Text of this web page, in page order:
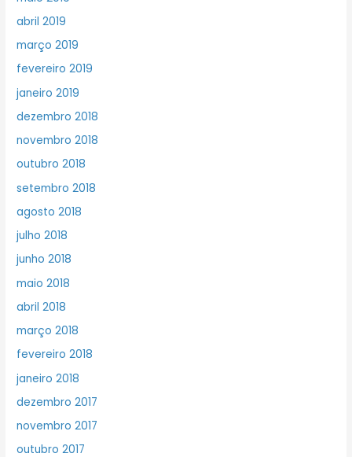
abril 2019
março 2019
fevereiro 2019
janeiro 2019
dezembro 2018
novembro 2018
outubro 2018
setembro 2018
agosto 2018
julho 2018
junho 2018
maio 2018
abril 2018
março 2018
fevereiro 2018
janeiro 2018
dezembro 2017
novembro 2017
outubro 2017